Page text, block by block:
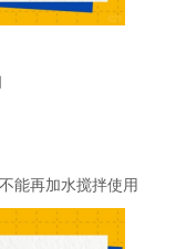
能再加水搅拌使用